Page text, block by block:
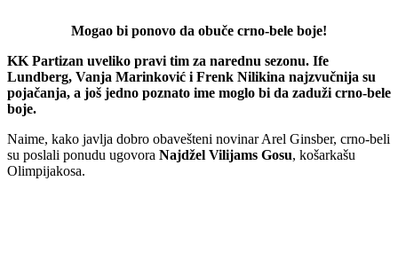
Mogao bi ponovo da obuče crno-bele boje!
KK Partizan uveliko pravi tim za narednu sezonu. Ife
Lundberg, Vanja Marinković i Frenk Nilikina najzvučnija su
pojačanja, a još jedno poznato ime moglo bi da zaduži crno-bele
boje.
Naime, kako javlja dobro obavešteni novinar Arel Ginsber, crno-beli
su poslali ponudu ugovora Najdžel Vilijams Gosu, košarkašu
Olimpijakosa.